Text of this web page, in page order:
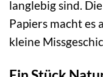
langlebig sind.
Papiers macht es
kleine